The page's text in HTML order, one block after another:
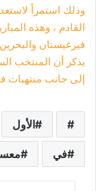
وذلك استمراً
القادم ، وهذه
فيرغيستان
يذكر أن المنتخب
إلى جانب منتهبات
الأول
في